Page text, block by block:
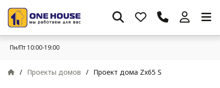
Пн/Пт 10:00-19:00
/ Проекты домов / Проект дома Zx65 S